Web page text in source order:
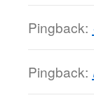
Pingback:
Pingback: